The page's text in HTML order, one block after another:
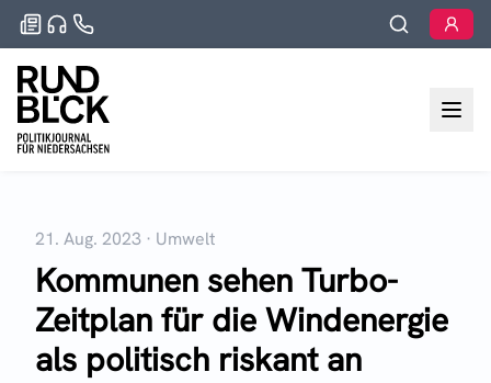
21. Aug. 2023 · Umwelt
Kommunen sehen Turbo-
Zeitplan für die Windenergie
als politisch riskant an